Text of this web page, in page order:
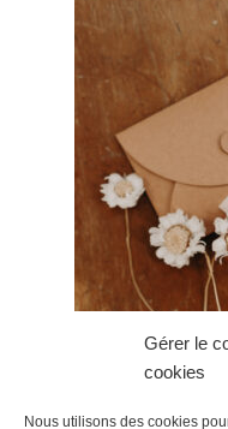
Gérer le
cookies
Nous utilisons des cookies